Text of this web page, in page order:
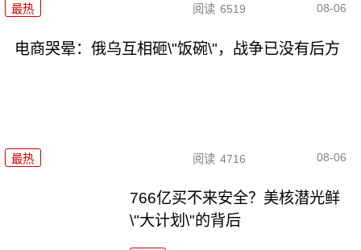
最热 阅读 6519 08-06
电商哭晕：俄乌互相砸\"饭碗\"，战争已没有后方
最热 阅读 4716 08-06
766亿买不来安全？美核潜光鲜
\"大计划\"的背后